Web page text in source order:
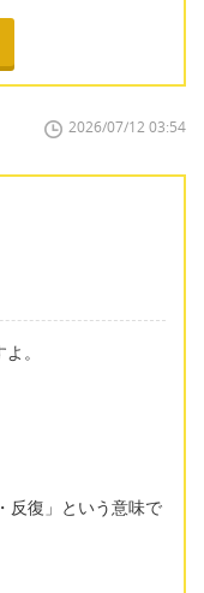
2026/07/12 03:54
。
復」という意味で